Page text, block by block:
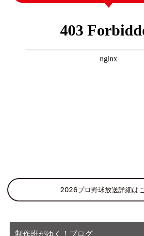
2026プロ野球放送詳細は
制作班がゆく！ブログ